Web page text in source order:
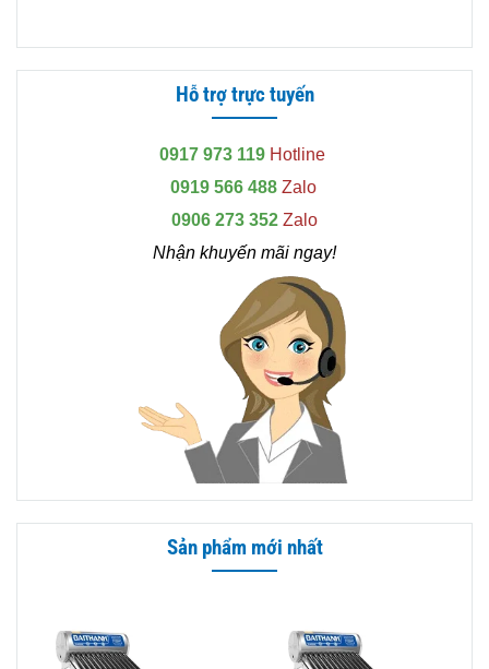
Hỗ trợ trực tuyến
0917 973 119 Hotline
0919 566 488 Zalo
0906 273 352 Zalo
Nhận khuyến mãi ngay!
Sản phẩm mới nhất